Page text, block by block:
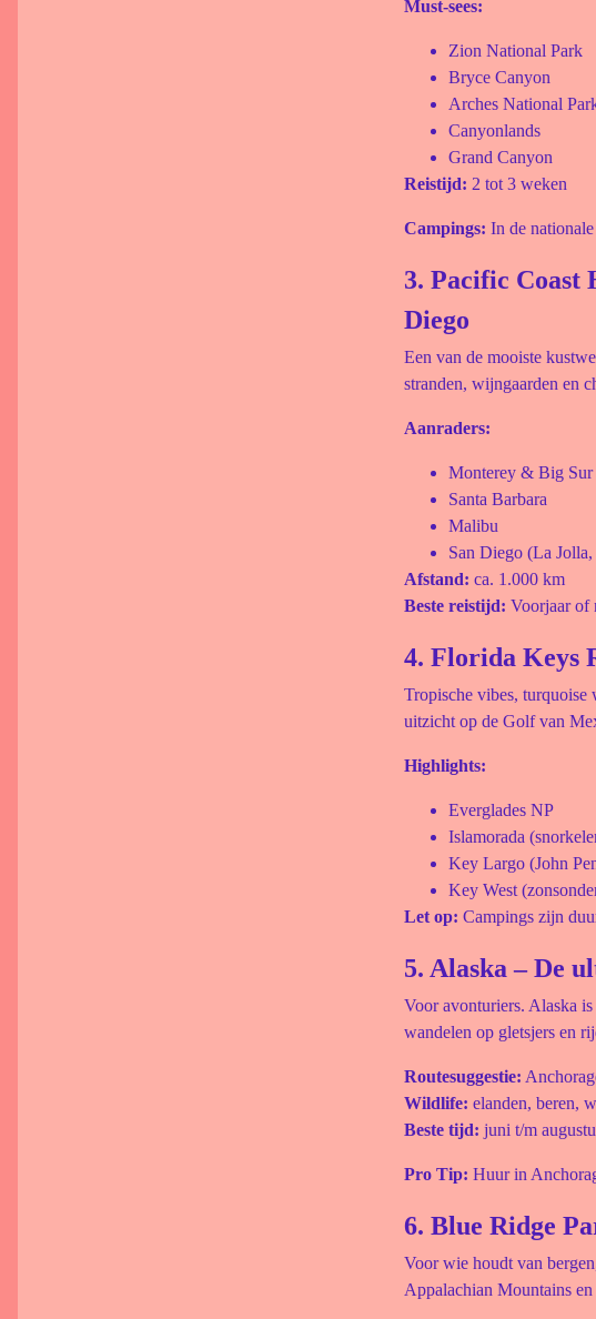
Must-sees:
Zion National Park
Bryce Canyon
Arches National
Canyonlands
Grand Canyon
Reistijd: 2 tot 3 weken
Campings: In de
3. Pacific Coast
Diego
Een van de mooiste
stranden, wijngaarden en
Aanraders:
Monterey & Big Sur
Santa Barbara
Malibu
San Diego (La
Afstand: ca. 1.000 km
Beste reistijd: Voorjaar of
4. Florida Keys
Tropische vibes, turquoise
uitzicht op de Golf van
Highlights:
Everglades NP
Islamorada
Key Largo (John
Key West
Let op: Campings zijn
5. Alaska – De
Voor avonturiers. Alaska
wandelen op gletsjers en
Routesuggestie:
Wildlife: elanden, beren,
Beste tijd: juni t/m
Pro Tip: Huur in
6. Blue Ridge
Voor wie houdt van
Appalachian Mountains